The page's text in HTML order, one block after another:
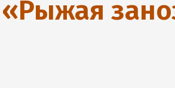
«Рыжая